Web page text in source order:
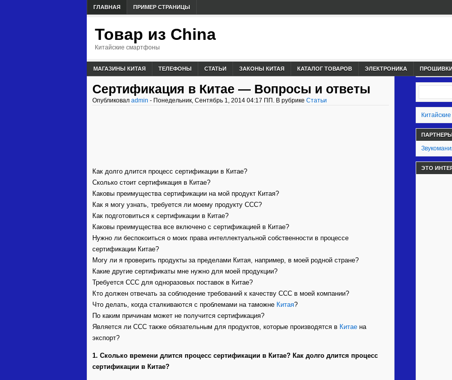
ГЛАВНАЯ ПРИМЕР СТРАНИЦЫ
Товар из China
Китайские смартфоны
МАГАЗИНЫ КИТАЯ ТЕЛЕФОНЫ СТАТЬИ ЗАКОНЫ КИТАЯ КАТАЛОГ ТОВАРОВ ЭЛЕКТРОНИКА
Сертификация в Китае — Вопросы и ответы
Опубликовал admin - Понедельник, Сентябрь 1, 2014 04:17 ПП. В рубрике Статьи
Как долго длится процесс сертификации в Китае?
Сколько стоит сертификация в Китае?
Каковы преимущества сертификации на мой продукт Китая?
Как я могу узнать, требуется ли моему продукту CCC?
Как подготовиться к сертификации в Китае?
Каковы преимущества все включено с сертификацией в Китае?
Нужно ли беспокоиться о моих права интеллектуальной собственности в процессе
сертификации Китае?
Могу ли я проверить продукты за пределами Китая, например, в моей родной стране?
Какие другие сертификаты мне нужно для моей продукции?
Требуется CCC для одноразовых поставок в Китае?
Кто должен отвечать за соблюдение требований к качеству CCC в моей компании?
Что делать, когда сталкиваются с проблемами на таможне Китая?
По каким причинам может не получится сертификация?
Является ли CCC также обязательным для продуктов, которые производятся в Китае на
экспорт?
1. Сколько времени длится процесс сертификации в Китае? Как долго длится процесс
сертификации в Китае?
ПАРТНЕРЫ
ЭТО